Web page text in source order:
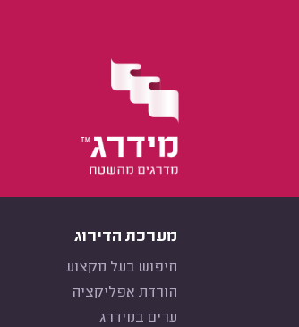
מערכת הדירוג
חיפוש בעל מקצוע
הורדת אפליקציה
ערים במידרג